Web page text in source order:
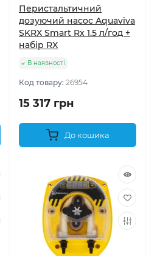
Перистальтичний
дозуючий насос Aquaviva
SKRX Smart Rx 1.5 л/год +
набір RX
В наявності
Код товару: 26954
15 317 грн
До кошика